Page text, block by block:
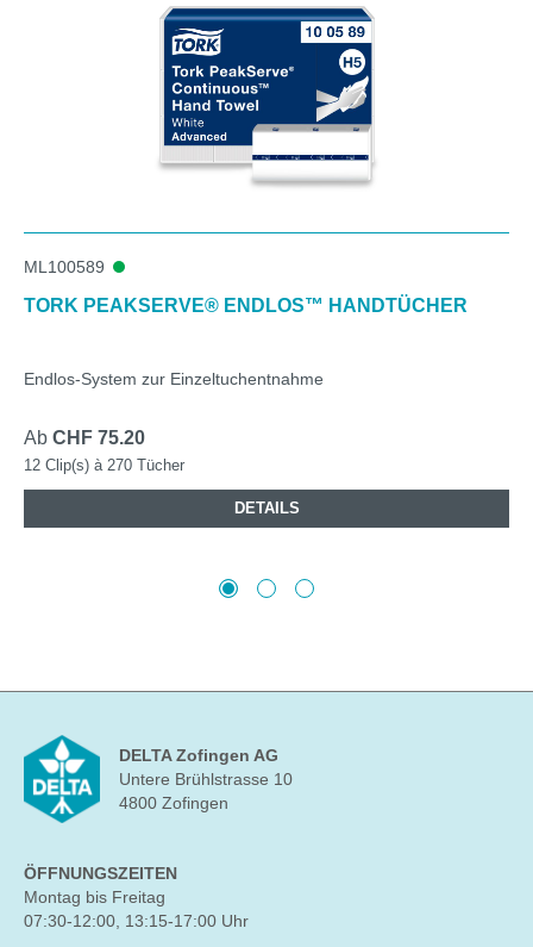
ML100589
TORK PEAKSERVE® ENDLOS™ HANDTÜCHER
Endlos-System zur Einzeltuchentnahme
Ab CHF 75.20
12 Clip(s) à 270 Tücher
DETAILS
DELTA Zofingen AG
Untere Brühlstrasse 10
4800 Zofingen
ÖFFNUNGSZEITEN
Montag bis Freitag
07:30-12:00, 13:15-17:00 Uhr